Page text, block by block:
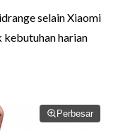
selain Xiaomi
harian
Perbesar